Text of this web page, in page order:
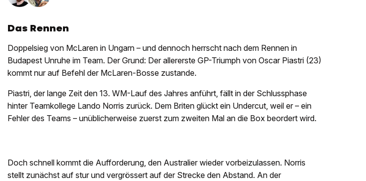
Das Rennen
Doppelsieg von McLaren in Ungarn – und dennoch herrscht nach dem Rennen in
Budapest Unruhe im Team. Der Grund: Der allererste GP-Triumph von Oscar Piastri (23)
kommt nur auf Befehl der McLaren-Bosse zustande.
Piastri, der lange Zeit den 13. WM-Lauf des Jahres anführt, fällt in der Schlussphase
hinter Teamkollege Lando Norris zurück. Dem Briten glückt ein Undercut, weil er – ein
Fehler des Teams – unüblicherweise zuerst zum zweiten Mal an die Box beordert wird.
Doch schnell kommt die Aufforderung, den Australier wieder vorbeizulassen. Norris
stellt zunächst auf stur und vergrössert auf der Strecke den Abstand. An der